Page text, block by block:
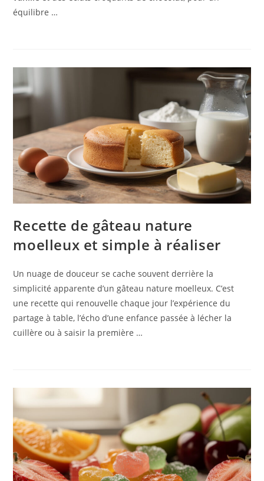
équilibre …
Recette de gâteau nature
moelleux et simple à réaliser
Un nuage de douceur se cache souvent derrière la
simplicité apparente d’un gâteau nature moelleux. C’est
une recette qui renouvelle chaque jour l’expérience du
partage à table, l’écho d’une enfance passée à lécher la
cuillère ou à saisir la première …